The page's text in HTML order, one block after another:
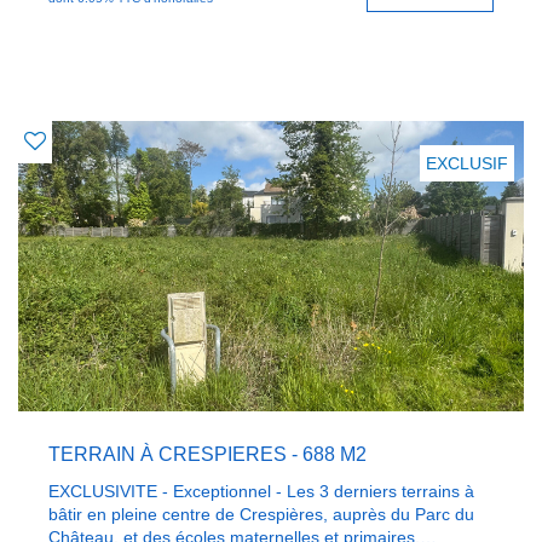
EXCLUSIF
TERRAIN À CRESPIERES - 688 M2
EXCLUSIVITE - Exceptionnel - Les 3 derniers terrains à
bâtir en pleine centre de Crespières, auprès du Parc du
Château, et des écoles maternelles et primaires.